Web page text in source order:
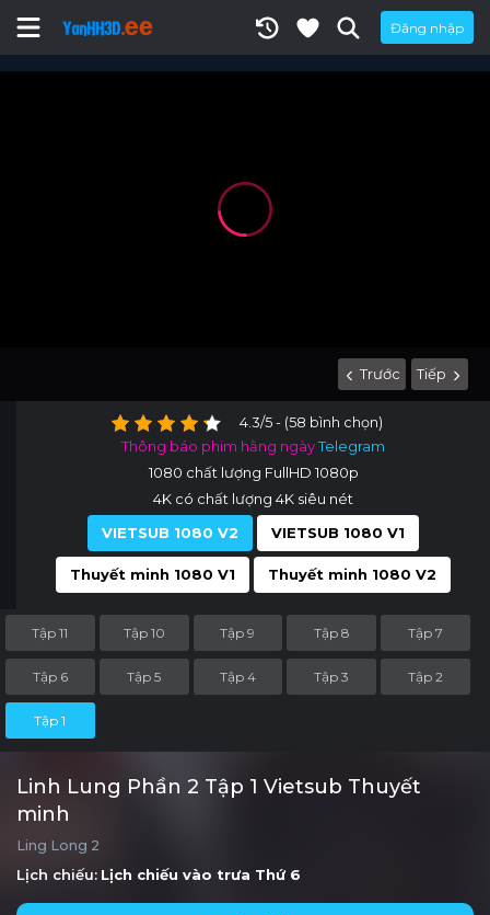
Đăng nhập
Trước Tiếp
4.3/5 - (58 bình chọn)
Thông báo phim hằng ngàyTelegram
1080 chất lượng FullHD 1080p
4K có chất lượng 4K siêu nét
VIETSUB 1080 V2
VIETSUB 1080 V1
Thuyết minh 1080 V1 Thuyết minh 1080 V2
Tập 11 Tập 10 Tập 9 Tập 8 Tập 7
Tập 6 Tập 5 Tập 4 Tập 3 Tập 2
Tập 1
Linh Lung Phần 2 Tập 1 Vietsub Thuyết
minh
Ling Long 2
Lịch chiếu: Lịch chiếu vào trưa Thứ 6